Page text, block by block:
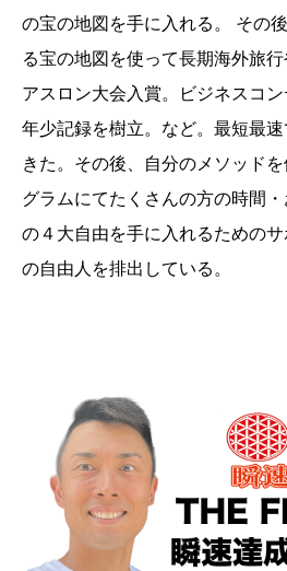
の宝の地図を手に入れる。 その
る宝の地図を使って長期海外旅
アスロン大会入賞。ビジネスコ
年少記録を樹立。など。最短最
きた。その後、自分のメソッド
グラムにてたくさんの方の時間
の４大自由を手に入れるための
の自由人を排出している。